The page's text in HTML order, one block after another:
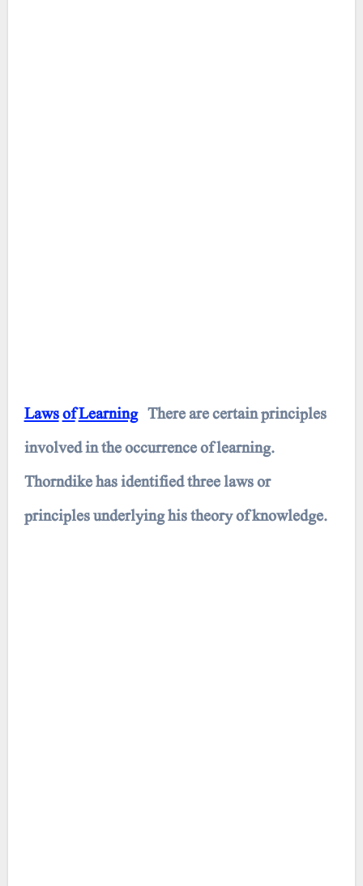
LawsofLearningThere are certain principles
involved in the occurrence of learning.
Thorndike has identified three laws or
principles underlying his theory of knowledge.